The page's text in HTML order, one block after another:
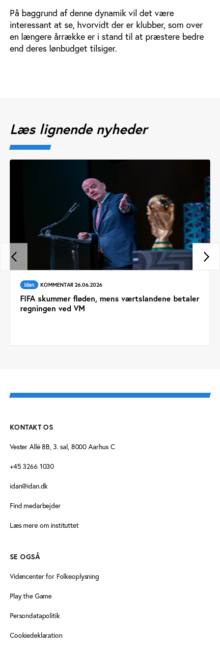
På baggrund af denne dynamik vil det være
interessant at se, hvorvidt der er klubber, som over
en længere årrække er i stand til at præstere bedre
end deres lønbudget tilsiger.
Læs lignende nyheder
Idan KOMMENTAR 26.06.2026
FIFA skummer fløden, mens værtslandene betaler
regningen ved VM
KONTAKT OS
Vester Allé 8B, 3. sal, 8000 Aarhus C
+45 3266 1030
idan@idan.dk
Find medarbejder
Læs mere om instituttet
SE OGSÅ
Videncenter for Folkeoplysning
Play the Game
Persondatapolitik
Cookiedeklaration